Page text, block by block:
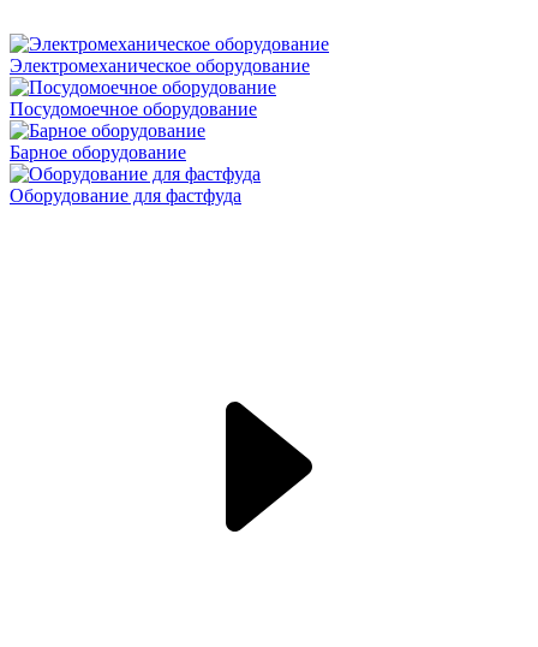
Электромеханическое оборудование
Посудомоечное оборудование
Барное оборудование
Оборудование для фастфуда